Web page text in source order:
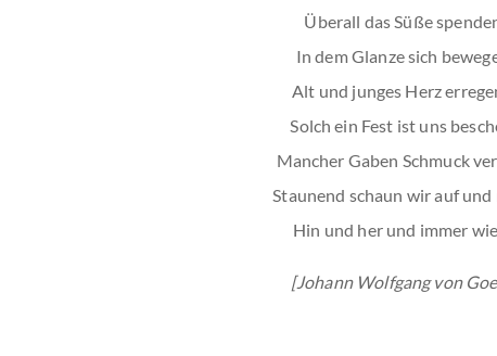
Überall das Süße
In dem Glanze sich
Alt und junges Herz
Solch ein Fest ist uns
Mancher Gaben Schmuck
Staunend schaun wir auf und
Hin und her und immer
[Johann Wolfgang von